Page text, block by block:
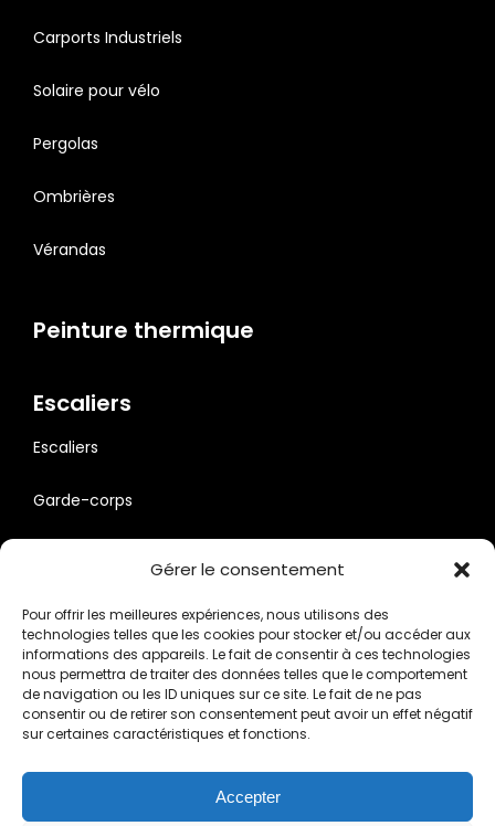
Gérer le consentement
Pour offrir les meilleures expériences, nous utilisons des
technologies telles que les cookies pour stocker et/ou accéder aux
informations des appareils. Le fait de consentir à ces technologies
nous permettra de traiter des données telles que le comportement
de navigation ou les ID uniques sur ce site. Le fait de ne pas
consentir ou de retirer son consentement peut avoir un effet négatif
sur certaines caractéristiques et fonctions.
Accepter
Carports Industriels
Solaire pour vélo
Pergolas
Ombrières
Vérandas
Peinture thermique
Escaliers
Escaliers
Garde-corps
Nous contacter
06 65 71 34 25
Mentions légales